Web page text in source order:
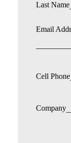
Last Name
Email
Cell Phone
Company